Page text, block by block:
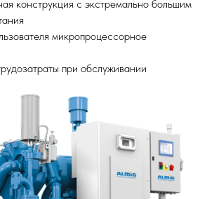
конструкция с экстремально большим
микропроцессорное
при обслуживании